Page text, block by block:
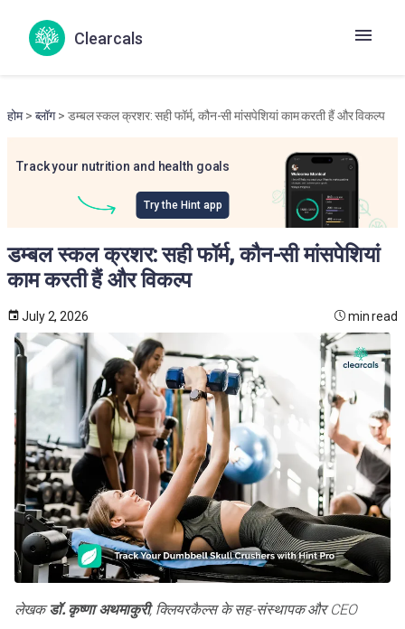
Clearcals
होम> ब्लॉग> डम्बल स्कल क्रशर: सही फॉर्म, कौन-सी मांसपेशियां काम करती हैं और विकल्प
Track your nutrition and health goals
Try the Hint app
डम्बल स्कल क्रशर: सही फॉर्म, कौन-सी मांसपेशियां
काम करती हैं और विकल्प
July 2, 2026 min read
लेखकडॉ. कृष्णा अथमाकुरी, क्लियरकैल्स के सह-संस्थापक और CEO